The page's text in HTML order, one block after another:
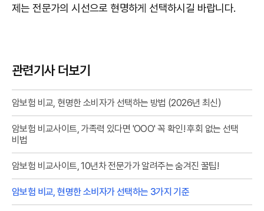
제는 전문가의 시선으로 현명하게 선택하시길 바랍니다.
관련기사 더보기
암보험 비교, 현명한 소비자가 선택하는 방법 (2026년 최신)
암보험 비교사이트, 가족력 있다면 'OOO' 꼭 확인! 후회 없는 선택
비법
암보험 비교사이트, 10년차 전문가가 알려주는 숨겨진 꿀팁!
암보험 비교, 현명한 소비자가 선택하는 3가지 기준